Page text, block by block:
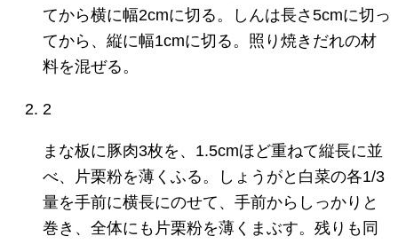
てから横に幅2cmに切る。しんは長さ5cmに切っ
てから、縦に幅1cmに切る。照り焼きだれの材
料を混ぜる。
2
まな板に豚肉3枚を、1.5cmほど重ねて縦長に並
べ、片栗粉を薄くふる。しょうがと白菜の各1/3
量を手前に横長にのせて、手前からしっかりと
巻き、全体にも片栗粉を薄くまぶす。残りも同